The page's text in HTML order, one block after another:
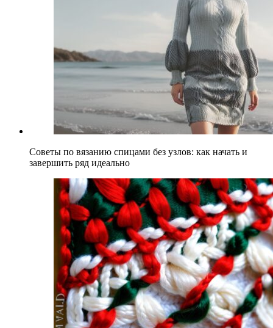
Советы по вязанию спицами без узлов: как начать и
завершить ряд идеально